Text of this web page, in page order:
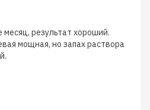
результат хороший.
мощная, но запах раствора